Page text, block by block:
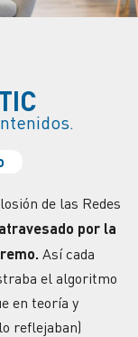
de las Redes
por la
Así cada
el algoritmo
en teoría y
reflejaban)